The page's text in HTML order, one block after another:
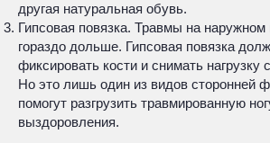
другая натуральная обувь.
Гипсовая повязка. Травмы на
гораздо дольше. Гипсовая повязка
фиксировать кости и снимать нагрузку
Но это лишь один из видов сторонней
помогут разгрузить травмированную
выздоровления.